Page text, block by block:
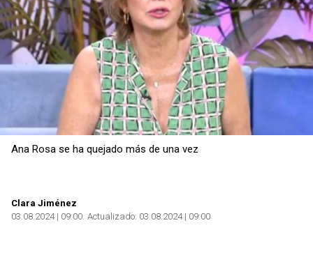
Ana Rosa se ha quejado más de una vez
Clara Jiménez
03.08.2024 | 09:00 Actualizado: 03.08.2024 | 09:00